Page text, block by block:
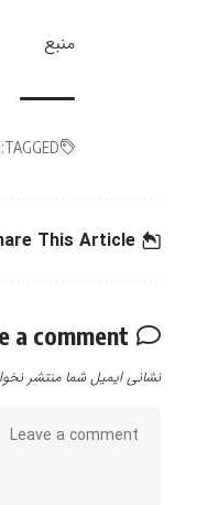
منبع
TAGGED:
This Article
a comment
نشانی ایمیل شما منتشر